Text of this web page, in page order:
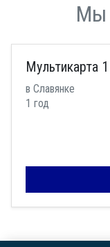
Мы
Мультикарта
в Славянке
1 год